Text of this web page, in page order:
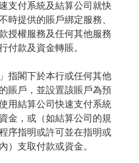
支付系統及結算公司就快
時提供的賬戶綁定服務、
授權服務及任何其他服務
付款及資金轉賬。
指閣下於本行或任何其他
賬戶，並設置該賬戶為預
用結算公司快速支付系統
金，或（如結算公司的規
序指明或許可並在指明或
）支取付款或資金。